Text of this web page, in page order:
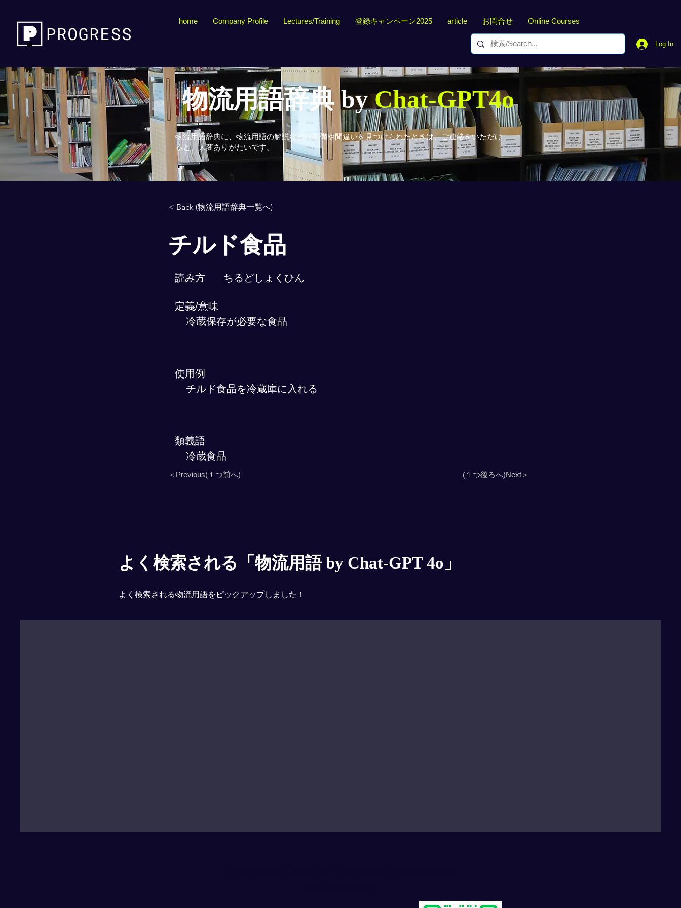
home Company Profile Lectures/Training 登録キャンペーン2025 article お問合せ Online Courses
Log In
物流用語辞典 byChat-GPT4o
物流用語辞典に、物流用語の解説などに不備や間違いを見つけられたときは、ご連絡をいただけ
ると、大変ありがたいです。
< Back (物流用語辞典一覧へ)
チルド食品
読み方 ちるどしょくひん
定義/意味
冷蔵保存が必要な食品
使用例
チルド食品を冷蔵庫に入れる
類義語
冷蔵食品
＜Previous(１つ前へ) (１つ後ろへ)Next＞
よく検索される「物流用語 by Chat-GPT 4o」
よく検索される物流用語をピックアップしました！